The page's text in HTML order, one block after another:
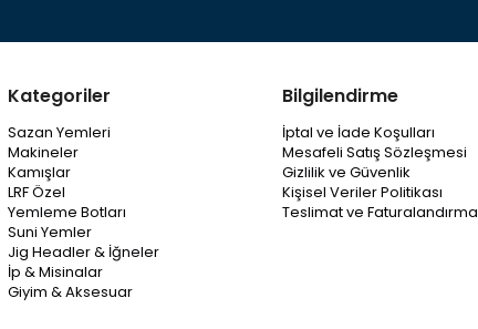
Kategoriler
Sazan Yemleri
Makineler
Kamışlar
LRF Özel
Yemleme Botları
Suni Yemler
Jig Headler & İğneler
İp & Misinalar
Giyim & Aksesuar
Bilgilendirme
İptal ve İade Koşulları
Mesafeli Satış Sözleşmesi
Gizlilik ve Güvenlik
Kişisel Veriler Politikası
Teslimat ve Faturalandırma